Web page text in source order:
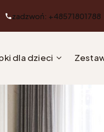
zadzwoń: +48571801788
dla dzieci